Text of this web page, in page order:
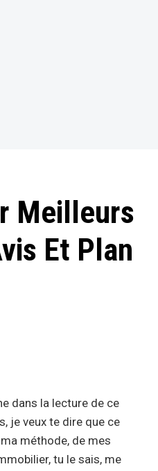
Meilleurs
Et Plan
dans la lecture de ce
je veux te dire que ce
méthode, de mes
tu le sais, me